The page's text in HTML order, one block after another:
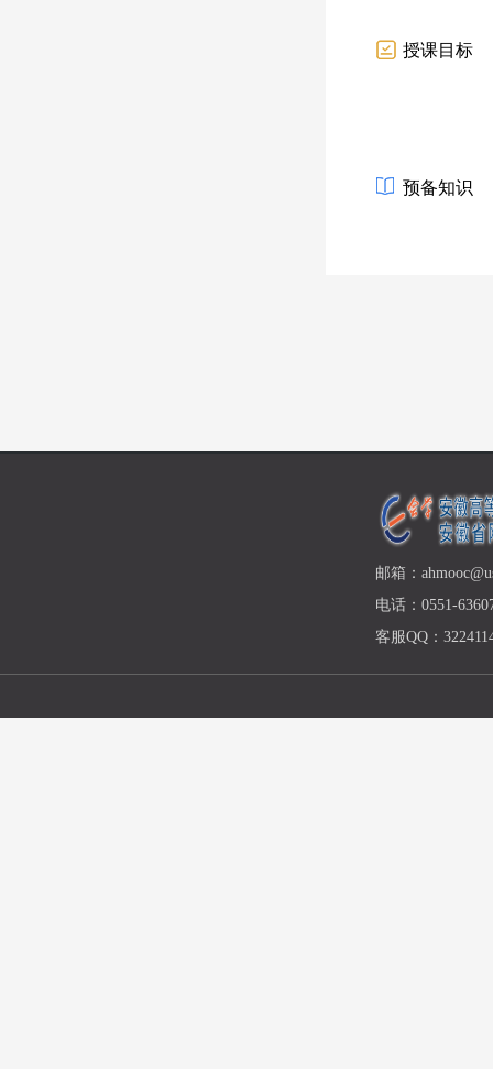
授课目标
预备知识
邮箱：
电话：0551-
客服QQ：